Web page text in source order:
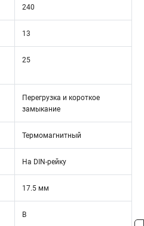
240
13
25
Перегрузка и короткое
замыкание
Термомагнитный
На DIN-рейку
17.5 мм
B